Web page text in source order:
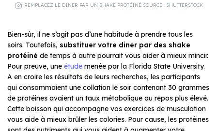
REMPLACEZ LE DINER PAR UN SHAKE PROTÉINÉ SOURCE : SHUTTERSTOCK
Bien-sûr, il ne s’agit pas d’une habitude à prendre tous les
soirs. Toutefois, substituer votre diner par des shake
protéiné de temps à autre pourrait vous aider à mieux mincir.
Pour preuve, une étude menée par la Florida State University.
A en croire les résultats de leurs recherches, les participants
qui consommaient une collation le soir contenant 30 grammes
de protéines avaient un taux métabolique au repos plus élevé.
Cette boisson qui accompagne vos exercices de musculation
vous aide à mieux brûler les colories. Pour cause, les protéines